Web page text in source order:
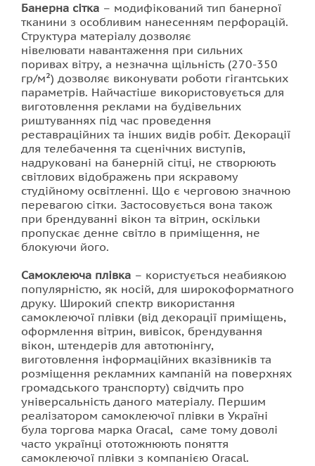
Банерна сітка – модифікований тип банерної
тканини з особливим нанесенням перфорацій.
Структура матеріалу дозволяє
нівелювати навантаження при сильних
поривах вітру, а незначна щільність (270-350
гр/м²) дозволяє виконувати роботи гігантських
параметрів. Найчастіше використовується для
виготовлення реклами на будівельних
риштуваннях під час проведення
реставраційних та інших видів робіт. Декорації
для телебачення та сценічних виступів,
надруковані на банерній сітці, не створюють
світлових відображень при яскравому
студійному освітленні. Що є черговою значною
перевагою сітки. Застосовується вона також
при брендуванні вікон та вітрин, оскільки
пропускає денне світло в приміщення, не
блокуючи його.
Самоклеюча плівка – користується неабиякою
популярністю, як носій, для широкоформатного
друку. Широкий спектр використання
самоклеючої плівки (від декорації приміщень,
оформлення вітрин, вивісок, брендування
вікон, штендерів для автотюнінгу,
виготовлення інформаційних вказівників та
розміщення рекламних кампаній на поверхнях
громадського транспорту) свідчить про
універсальність даного матеріалу. Першим
реалізатором самоклеючої плівки в Україні
була торгова марка Oracal, саме тому доволі
часто українці ототожнюють поняття
самоклеючої плівки з компанією Оracal.